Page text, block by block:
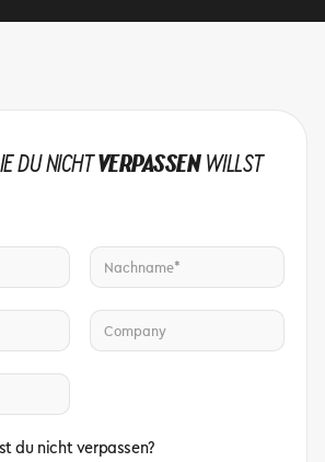
DU NICHTVERPASSENWILLST
du nicht verpassen?